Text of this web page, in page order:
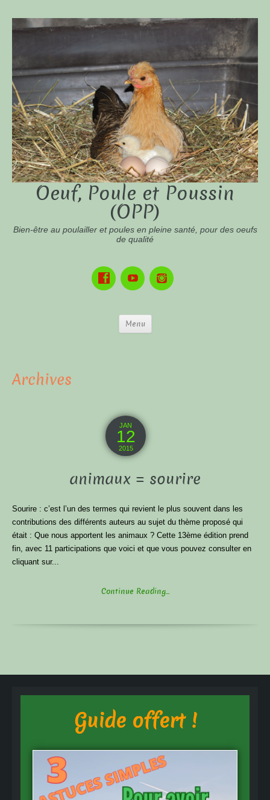
Oeuf, Poule et Poussin
(OPP)
Bien-être au poulailler et poules en pleine santé, pour des oeufs
de qualité
Menu
Archives
JAN
12
2015
animaux = sourire
Sourire : c’est l’un des termes qui revient le plus souvent dans les
contributions des différents auteurs au sujet du thème proposé qui
était : Que nous apportent les animaux ? Cette 13ème édition prend
fin, avec 11 participations que voici et que vous pouvez consulter en
cliquant sur...
Continue Reading...
Guide offert !